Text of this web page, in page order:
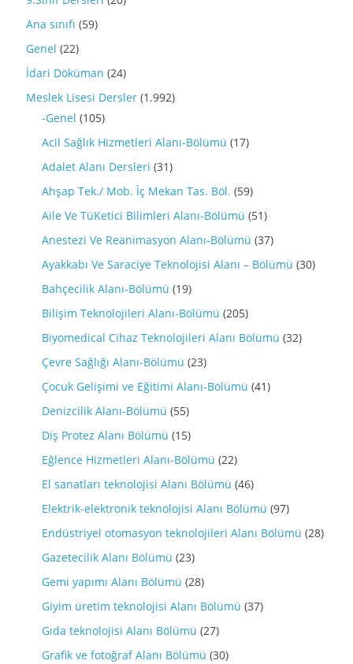
Ana sınıfı (59)
Genel (22)
İdari Döküman (24)
Meslek Lisesi Dersler (1.992)
-Genel (105)
Acil Sağlık Hizmetleri Alanı-Bölümü (17)
Adalet Alanı Dersleri (31)
Ahşap Tek./ Mob. İç Mekan Tas. Böl. (59)
Aile Ve TüKetici Bilimleri Alanı-Bölümü (51)
Anestezi Ve Reanimasyon Alanı-Bölümü (37)
Ayakkabı Ve Saraciye Teknolojisi Alanı – Bölümü (30)
Bahçecilik Alanı-Bölümü (19)
Bilişim Teknolojileri Alanı-Bölümü (205)
Biyomedical Cihaz Teknolojileri Alanı Bölümü (32)
Çevre Sağlığı Alanı-Bölümü (23)
Çocuk Gelişimi ve Eğitimi Alanı-Bölümü (41)
Denizcilik Alanı-Bölümü (55)
Diş Protez Alanı Bölümü (15)
Eğlence Hizmetleri Alanı-Bölümü (22)
El sanatları teknolojisi Alanı Bölümü (46)
Elektrik-elektronik teknolojisi Alanı Bölümü (97)
Endüstriyel otomasyon teknolojileri Alanı Bölümü (28)
Gazetecilik Alanı Bölümü (23)
Gemi yapımı Alanı Bölümü (28)
Giyim üretim teknolojisi Alanı Bölümü (37)
Gıda teknolojisi Alanı Bölümü (27)
Grafik ve fotoğraf Alanı Bölümü (30)